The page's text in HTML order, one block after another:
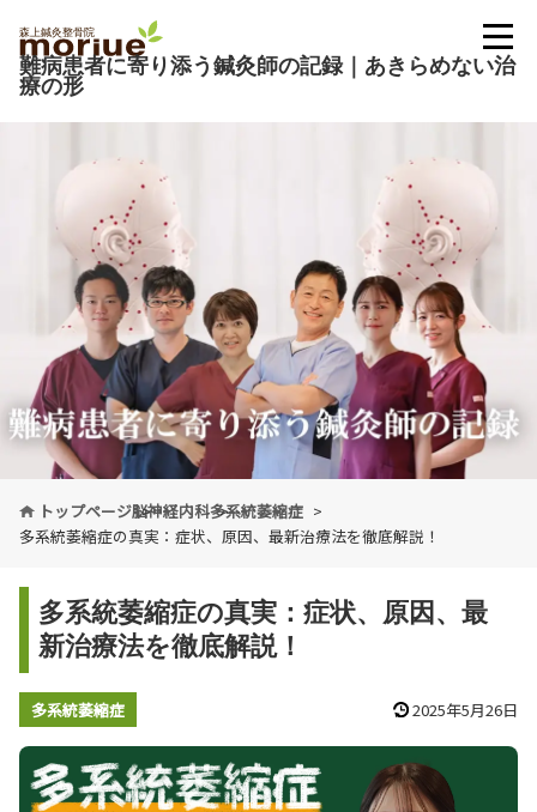
難病患者に寄り添う鍼灸師の記録｜あきらめない治
療の形
トップページ脳神経内科多系統萎縮症
多系統萎縮症の真実：症状、原因、最新治療法を徹底解説！
多系統萎縮症の真実：症状、原因、最
新治療法を徹底解説！
多系統萎縮症 2025年5月26日